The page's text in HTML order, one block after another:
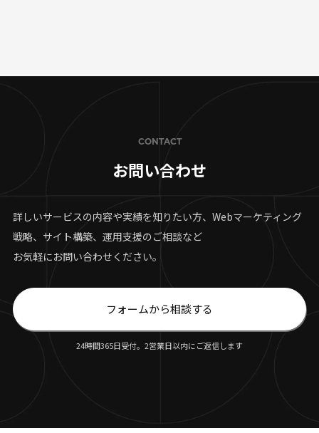
CONTACT
お問い合わせ
詳しいサービスの内容や実績を知りたい方、Webマーケティング
戦略、サイト構築、運用支援のご相談など
お気軽にお問い合わせください。
フォームから相談する
24時間365日受付。2営業日以内にご返信します